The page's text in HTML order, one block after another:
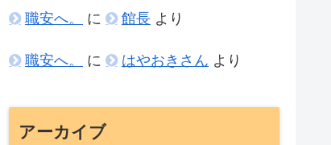
職安へ。 に 館長 より
職安へ。 に はやおきさん より
アーカイブ